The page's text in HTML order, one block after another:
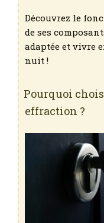
Découvrez le
de ses
adaptée et vivre
nuit !
Pourquoi
effraction ?